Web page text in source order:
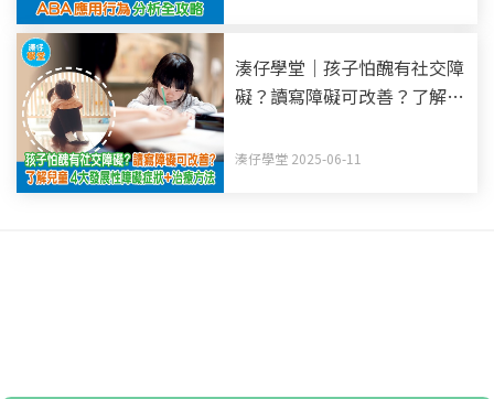
湊仔學堂｜孩子怕醜有社交障
礙？讀寫障礙可改善？了解兒
方法
湊仔學堂 2025-06-11